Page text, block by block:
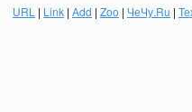
URL | Link | Add | Zoo | ЧеЧу.Ru |